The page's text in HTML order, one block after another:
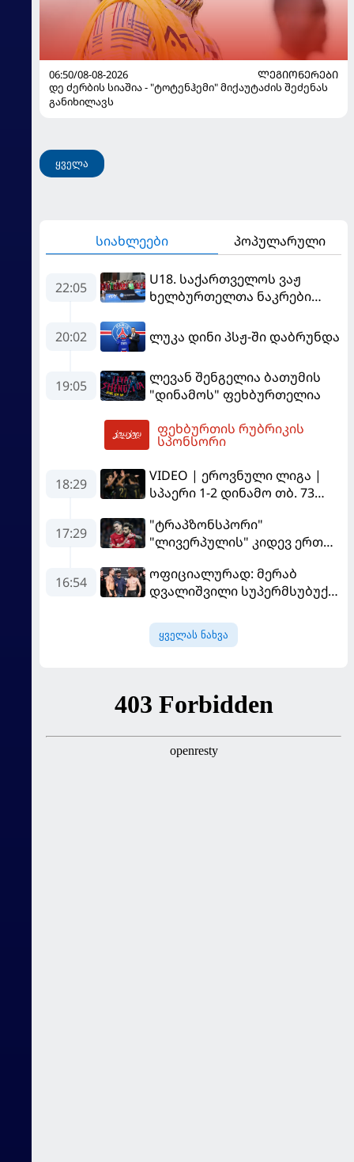
06:50/08-08-2026
ᲚᲔᲒᲘᲝᲜᲔᲠᲔᲑᲘ
დე ძერბის სიაშია - "ტოტენჰემი" მიქაუტაძის შეძენას
განიხილავს
ყველა
სიახლეები პოპულარული
22:05
U18. საქართველოს ვაჟ
ხელბურთელთა ნაკრები
დაწინაურდა
20:02 ლუკა დინი პსჟ-ში დაბრუნდა
19:05
ლევან შენგელია ბათუმის
"დინამოს" ფეხბურთელია
ფეხბურთის რუბრიკის
სპონსორი
18:29
VIDEO | ეროვნული ლიგა |
სპაერი 1-2 დინამო თბ. 73
დაამთავრა...
17:29
"ტრაპზონსპორი"
"ლივერპულის" კიდევ ერთ
16:54
ოფიციალურად: მერაბ
დვალიშვილი სუპერმსუბუქი
იანს დაუპირისპირდება
ყველას ნახვა